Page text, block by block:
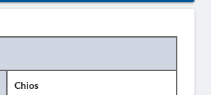
Chios